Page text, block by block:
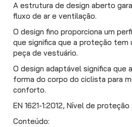
A estrutura de design aberto
fluxo de ar e ventilação.
O design fino proporciona um
que significa que a proteção
peça de vestuário.
O design adaptável significa que
forma do corpo do ciclista para
conforto.
EN 1621-1:2012, Nível de proteção
Conteúdo: